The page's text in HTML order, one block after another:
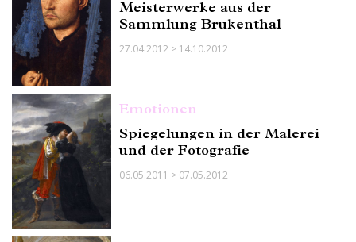
Meisterwerke aus der
Sammlung Brukenthal
27.04.2012 > 14.10.2012
Emotionen
Spiegelungen in der Malerei
und der Fotografie
06.05.2011 > 07.05.2012